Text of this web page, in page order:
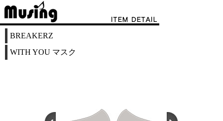
BREAKERZ
WITH YOU マスク